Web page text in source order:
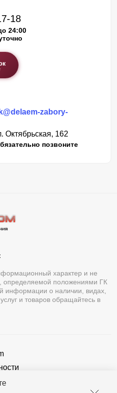
18
24:00
zabory-
Октябрьская, 162
позвоните
характер и не
определяемой положениями ГК
информации о наличии, видах,
и товаров обращайтесь в